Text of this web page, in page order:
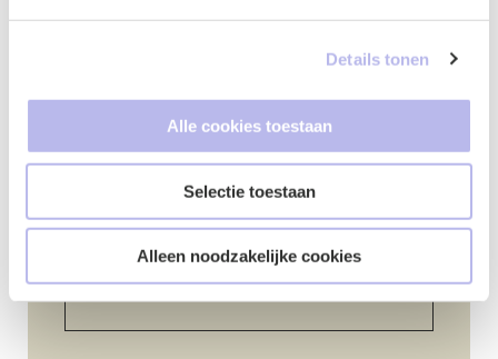
Details tonen
Alle cookies toestaan
Selectie toestaan
Alleen noodzakelijke cookies
E-mailadres